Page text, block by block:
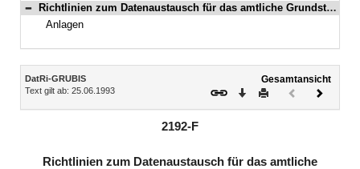
Bereich reduzieren
Richtlinien zum Datenaustausch für das amtliche Grundstücks- und Bodeninformationssystem
Anlagen
Inhalt
DatRi-GRUBIS
Text gilt ab: 25.06.1993
Gesamtansicht
Download
DruckenVorheriges
2192-F
Richtlinien zum Datenaustausch für das amtliche